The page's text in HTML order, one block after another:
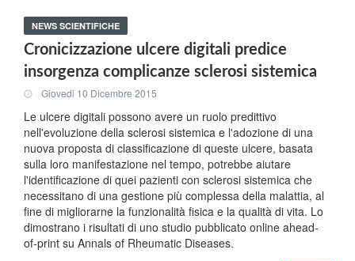
NEWS SCIENTIFICHE
Cronicizzazione ulcere digitali predice
insorgenza complicanze sclerosi sistemica
Giovedi 10 Dicembre 2015
Le ulcere digitali possono avere un ruolo predittivo
nell'evoluzione della sclerosi sistemica e l'adozione di una
nuova proposta di classificazione di queste ulcere, basata
sulla loro manifestazione nel tempo, potrebbe aiutare
l'identificazione di quei pazienti con sclerosi sistemica che
necessitano di una gestione più complessa della malattia, al
fine di migliorarne la funzionalità fisica e la qualità di vita. Lo
dimostrano i risultati di uno studio pubblicato online ahead-
of-print su Annals of Rheumatic Diseases.